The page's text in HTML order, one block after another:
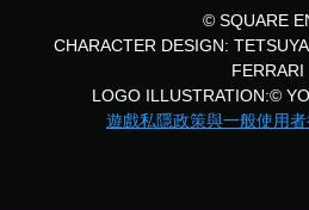
© SQUARE
CHARACTER DESIGN:
FERRARI
LOGO ILLUSTRATION:©
遊戲私隱政策與一般使用